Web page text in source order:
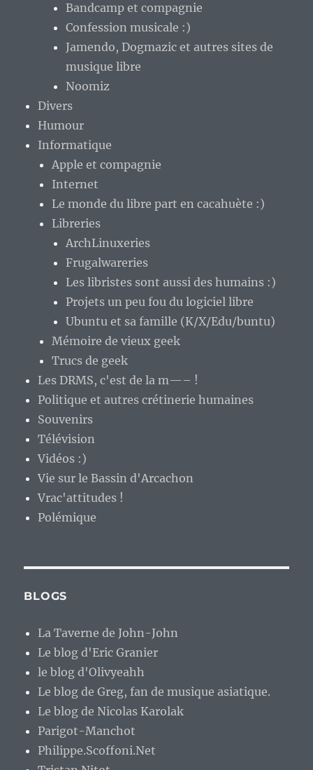
Bandcamp et compagnie
Confession musicale :)
Jamendo, Dogmazic et autres sites de
musique libre
Noomiz
Divers
Humour
Informatique
Apple et compagnie
Internet
Le monde du libre part en cacahuète :)
Libreries
ArchLinuxeries
Frugalwareries
Les libristes sont aussi des humains :)
Projets un peu fou du logiciel libre
Ubuntu et sa famille (K/X/Edu/buntu)
Mémoire de vieux geek
Trucs de geek
Les DRMS, c'est de la m—– !
Politique et autres crétinerie humaines
Souvenirs
Télévision
Vidéos :)
Vie sur le Bassin d'Arcachon
Vrac'attitudes !
Polémique
BLOGS
La Taverne de John-John
Le blog d'Eric Granier
le blog d'Olivyeahh
Le blog de Greg, fan de musique asiatique.
Le blog de Nicolas Karolak
Parigot-Manchot
Philippe.Scoffoni.Net